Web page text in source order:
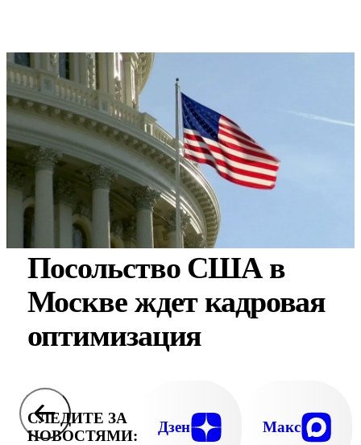
Посольство США в
Москве ждет кадровая
оптимизация
СЛЕДИТЕ ЗА
НОВОСТЯМИ:
Дзен Макс